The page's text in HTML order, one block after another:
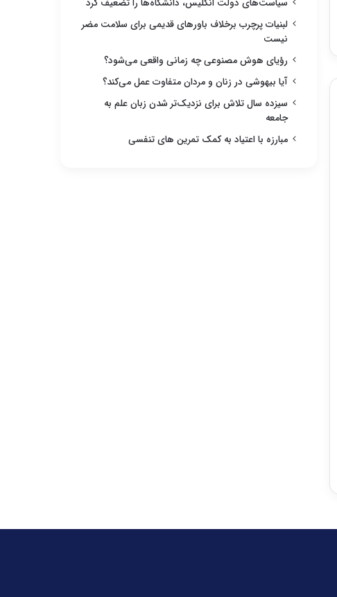
لبنیات پرچرب برخلاف باورهای قدیمی برای سلامت مضر
نیست
رؤیای هوش مصنوعی چه زمانی واقعی می‌شود؟
آیا بیهوشی در زنان و مردان متفاوت عمل می‌کند؟
سیزده سال تلاش برای نزدیک‌تر شدن زبان علم به
جامعه
مبارزه با اعتیاد به کمک تمرین های تنفسی